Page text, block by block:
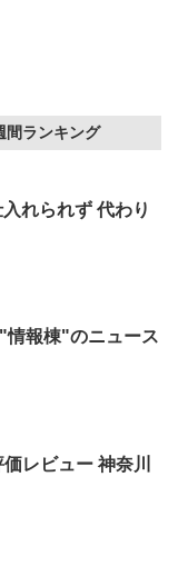
間ランキング
れられず 代わり
情報棟"のニュース
レビュー 神奈川